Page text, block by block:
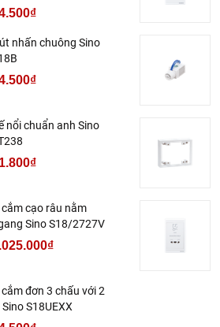
nhấn chuông Sino
nổi chuẩn anh Sino
cắm cạo râu nằm
Sino S18/2727V
cắm đơn 3 chấu với 2
Sino S18UEXX